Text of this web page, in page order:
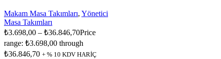
Makam Masa Takımları, Yönetici
Masa Takımları
₺3.698,00 – ₺36.846,70Price
range: ₺3.698,00 through
₺36.846,70 + % 10 KDV HARİÇ